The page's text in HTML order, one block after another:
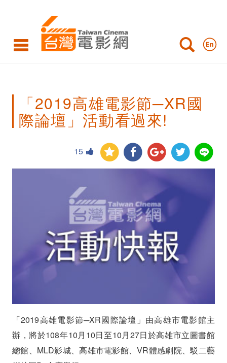
「2019
雄
影
─XR
際
來!
「2019高雄電影節─XR國
際論壇」活動看過來!
15
「2019高雄電影節─XR國際論壇」由高雄市電影館主
辦，將於108年10月10日至10月27日於高雄市立圖書館
總館、MLD影城、高雄市電影館、VR體感劇院、駁二藝